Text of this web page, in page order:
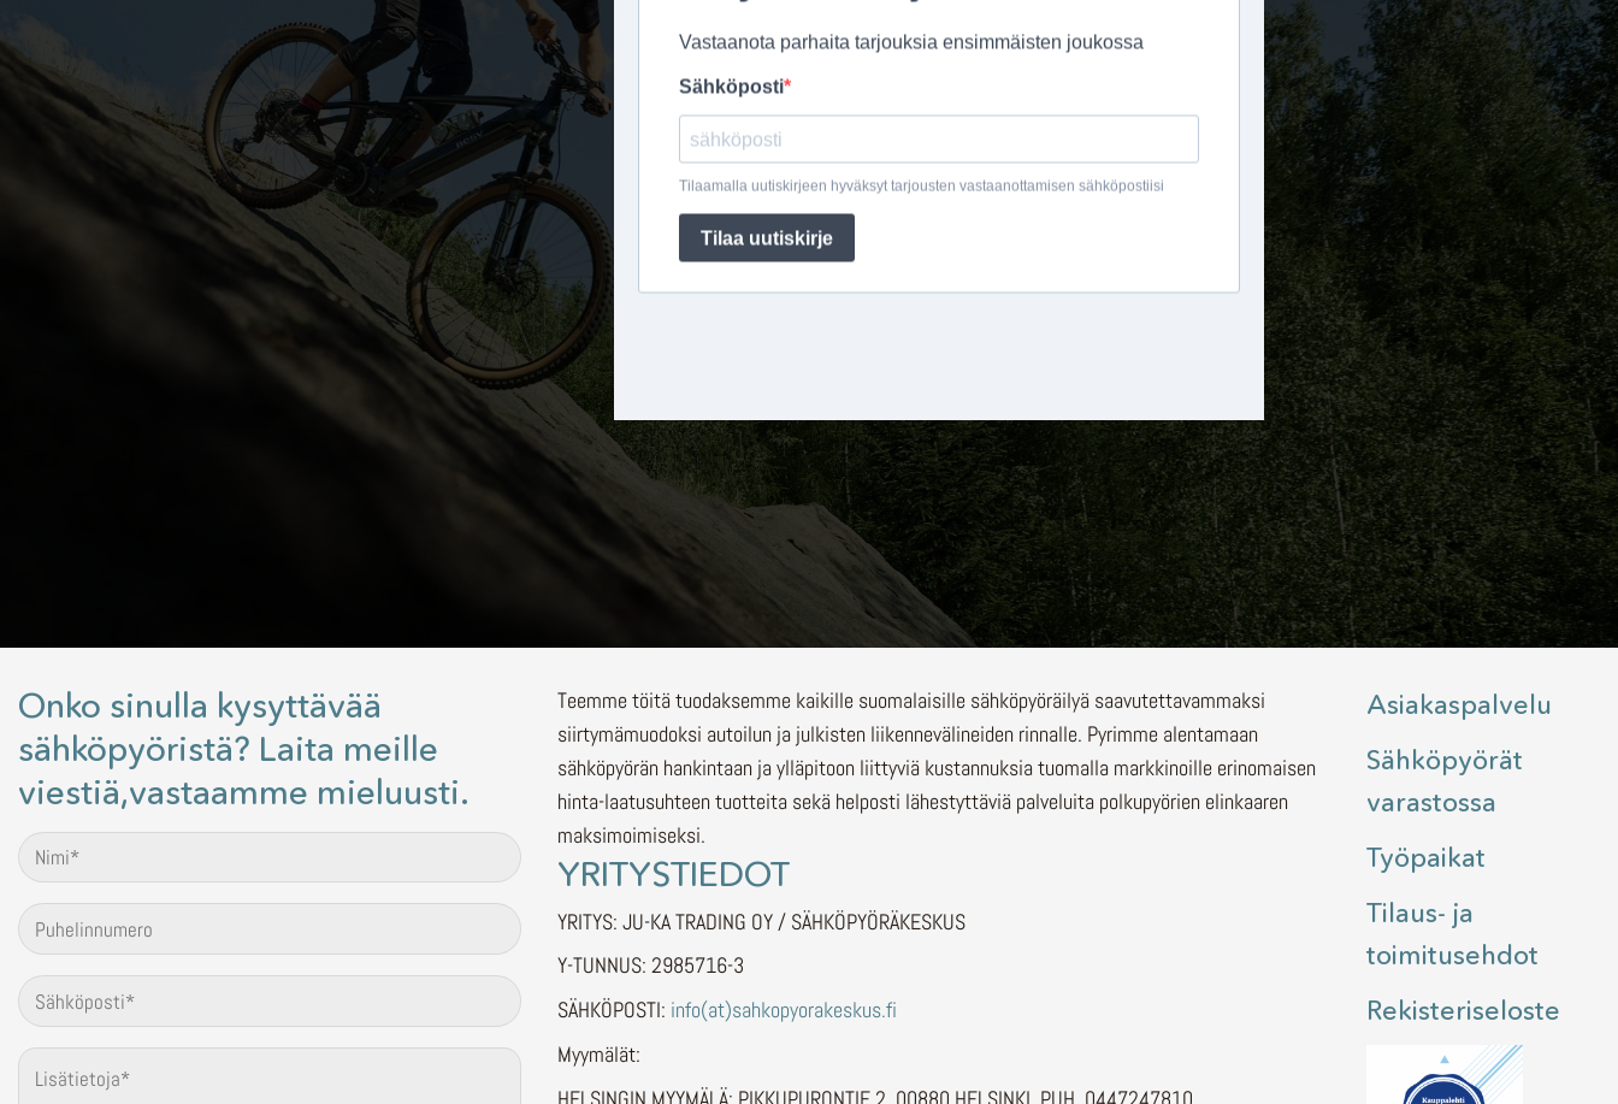
Onko sinulla kysyttävää
sähköpyöristä? Laita meille
viestiä,vastaamme mieluusti.
Teemme töitä tuodaksemme kaikille suomalaisille sähköpyöräilyä saavutettavammaksi
siirtymämuodoksi autoilun ja julkisten liikennevälineiden rinnalle. Pyrimme alentamaan
sähköpyörän hankintaan ja ylläpitoon liittyviä kustannuksia tuomalla markkinoille erinomaisen
hinta-laatusuhteen tuotteita sekä helposti lähestyttäviä palveluita polkupyörien elinkaaren
maksimoimiseksi.
YRITYSTIEDOT
YRITYS: JU-KA TRADING OY / SÄHKÖPYÖRÄKESKUS
Y-TUNNUS: 2985716-3
SÄHKÖPOSTI: info(at)sahkopyorakeskus.fi
Myymälät:
Asiakaspalvelu
Sähköpyörät
varastossa
Työpaikat
Tilaus- ja
toimitusehdot
Rekisteriseloste